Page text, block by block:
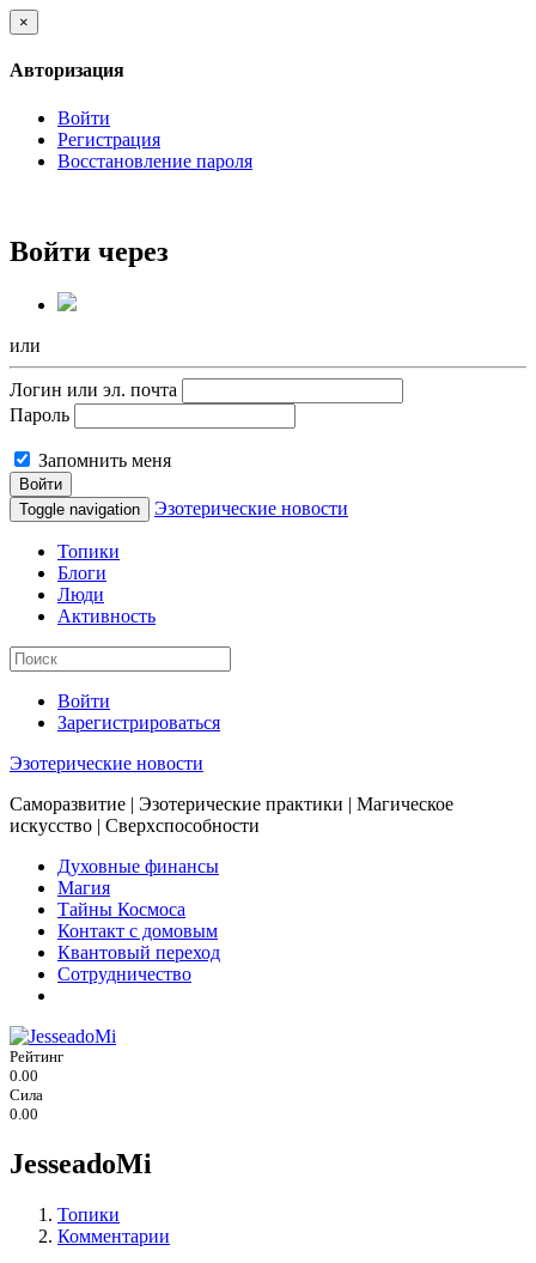
×
Авторизация
Войти
Регистрация
Восстановление пароля
Войти через
или
Логин или эл. почта
Пароль
Запомнить меня
Войти
Toggle navigation
Эзотерические новости
Топики
Блоги
Люди
Активность
Войти
Зарегистрироваться
Эзотерические новости
Саморазвитие | Эзотерические практики | Магическое
искусство | Сверхспособности
Духовные финансы
Магия
Тайны Космоса
Контакт с домовым
Квантовый переход
Сотрудничество
Рейтинг
0.00
Сила
0.00
JesseadoMi
Топики
Комментарии